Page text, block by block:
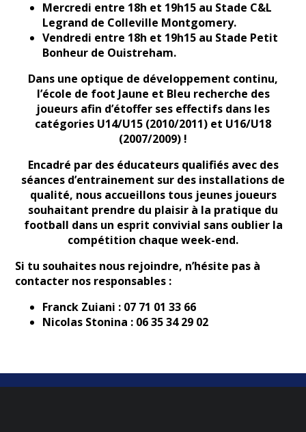
Mercredi entre 18h et 19h15 au Stade C&L
Legrand de Colleville Montgomery.
Vendredi entre 18h et 19h15 au Stade Petit
Bonheur de Ouistreham.
Dans une optique de développement continu,
l’école de foot Jaune et Bleu recherche des
joueurs afin d’étoffer ses effectifs dans les
catégories U14/U15 (2010/2011) et U16/U18
(2007/2009) !
Encadré par des éducateurs qualifiés avec des
séances d’entrainement sur des installations de
qualité, nous accueillons tous jeunes joueurs
souhaitant prendre du plaisir à la pratique du
football dans un esprit convivial sans oublier la
compétition chaque week-end.
Si tu souhaites nous rejoindre, n’hésite pas à
contacter nos responsables :
Franck Zuiani : 07 71 01 33 66
Nicolas Stonina : 06 35 34 29 02